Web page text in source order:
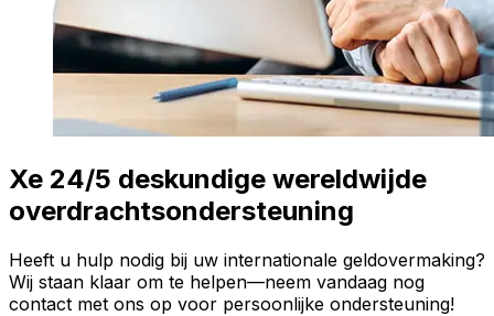
Xe 24/5 deskundige wereldwijde
overdrachtsondersteuning
Heeft u hulp nodig bij uw internationale geldovermaking?
Wij staan klaar om te helpen—neem vandaag nog
contact met ons op voor persoonlijke ondersteuning!